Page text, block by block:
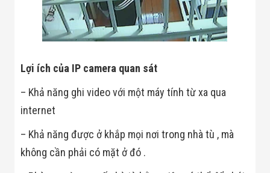
- Quân Đội
Giải Pháp Bãi
Giữ Xe Thông
Camera Thông
Thị
Máy Đếm
Lợi ích của IP camera quan sát
– Khả năng ghi video với một máy tính từ xa qua
internet
– Khả năng được ở khắp mọi nơi trong nhà tù , mà
không cần phải có mặt ở đó .